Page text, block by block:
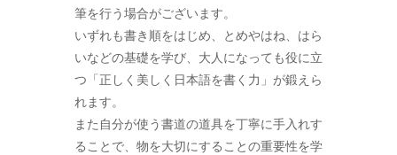
筆を行う場合がございます。
いずれも書き順をはじめ、とめやはね、はら
いなどの基礎を学び、大人になっても役に立
つ「正しく美しく日本語を書く力」が鍛えら
れます。
また自分が使う書道の道具を丁寧に手入れす
ることで、物を大切にすることの重要性を学